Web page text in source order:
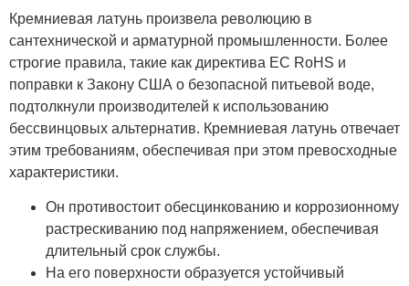
Кремниевая латунь произвела революцию в
сантехнической и арматурной промышленности. Более
строгие правила, такие как директива ЕС RoHS и
поправки к Закону США о безопасной питьевой воде,
подтолкнули производителей к использованию
бессвинцовых альтернатив. Кремниевая латунь отвечает
этим требованиям, обеспечивая при этом превосходные
характеристики.
Он противостоит обесцинкованию и коррозионному
растрескиванию под напряжением, обеспечивая
длительный срок службы.
На его поверхности образуется устойчивый